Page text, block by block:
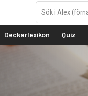
Deckarlexikon Quiz